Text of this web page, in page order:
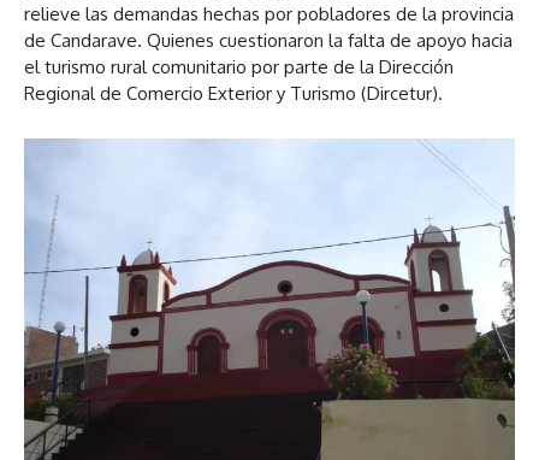
relieve las demandas hechas por pobladores de la provincia
de Candarave. Quienes cuestionaron la falta de apoyo hacia
el turismo rural comunitario por parte de la Dirección
Regional de Comercio Exterior y Turismo (Dircetur).